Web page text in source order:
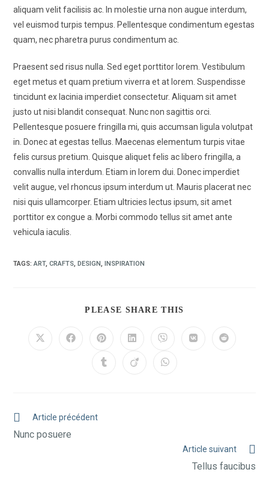
aliquam velit facilisis ac. In molestie urna non augue interdum,
vel euismod turpis tempus. Pellentesque condimentum egestas
quam, nec pharetra purus condimentum ac.
Praesent sed risus nulla. Sed eget porttitor lorem. Vestibulum
eget metus et quam pretium viverra et at lorem. Suspendisse
tincidunt ex lacinia imperdiet consectetur. Aliquam sit amet
justo ut nisi blandit consequat. Nunc non sagittis orci.
Pellentesque posuere fringilla mi, quis accumsan ligula volutpat
in. Donec at egestas tellus. Maecenas elementum turpis vitae
felis cursus pretium. Quisque aliquet felis ac libero fringilla, a
convallis nulla interdum. Etiam in lorem dui. Donec imperdiet
velit augue, vel rhoncus ipsum interdum ut. Mauris placerat nec
nisi quis ullamcorper. Etiam ultricies lectus ipsum, sit amet
porttitor ex congue a. Morbi commodo tellus sit amet ante
vehicula iaculis.
TAGS:ART, CRAFTS, DESIGN, INSPIRATION
PLEASE SHARE THIS
Article précédent
Nunc posuere
Article suivant
Tellus faucibus